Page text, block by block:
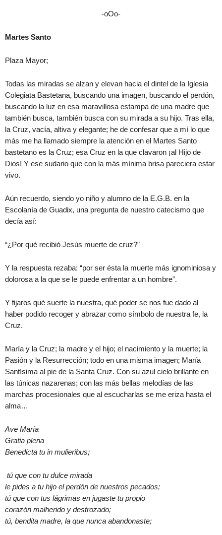
-oOo-
Martes Santo
Plaza Mayor;
Todas las miradas se alzan y elevan hacia el dintel de la Iglesia
Colegiata Bastetana, buscando una imagen, buscando el perdón,
buscando la luz en esa maravillosa estampa de una madre que
también busca, también busca con su mirada a su hijo. Tras ella,
la Cruz, vacía, altiva y elegante; he de confesar que a mí lo que
más me ha llamado siempre la atención en el Martes Santo
bastetano es la Cruz; esa Cruz en la que clavaron ¡al Hijo de
Dios! Y ese sudario que con la más mínima brisa pareciera estar
vivo.
Aún recuerdo, siendo yo niño y alumno de la E.G.B. en la
Escolanía de Guadix, una pregunta de nuestro catecismo que
decía así:
“¿Por qué recibió Jesús muerte de cruz?”
Y la respuesta rezaba: “por ser ésta la muerte más ignominiosa y
dolorosa a la que se le puede enfrentar a un hombre”.
Y fijaros qué suerte la nuestra, qué poder se nos fue dado al
haber podido recoger y abrazar como símbolo de nuestra fe, la
Cruz.
María y la Cruz; la madre y el hijo; el nacimiento y la muerte; la
Pasión y la Resurrección; todo en una misma imagen; María
Santísima al pie de la Santa Cruz. Con su azul cielo brillante en
las túnicas nazarenas; con las más bellas melodías de las
marchas procesionales que al escucharlas se me eriza hasta el
alma…
Ave María
Gratia plena
Benedicta tu in mulieribus;
tú que con tu dulce mirada
le pides a tu hijo el perdón de nuestros pecados;
tú que con tus lágrimas en jugaste tu propio
corazón malherido y destrozado;
tú, bendita madre, la que nunca abandonaste;